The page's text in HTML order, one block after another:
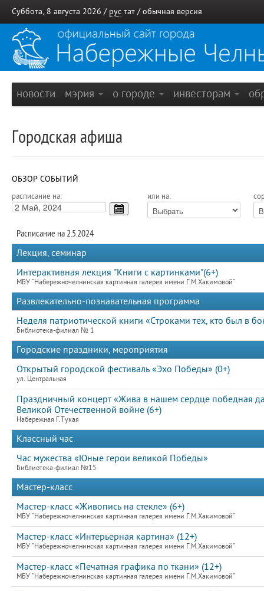
Суббота, 8 августа 2026 / рус тат / обычная версия
новости мэрия о городе инвесторам
Городская афиша
ОБЗОР СОБЫТИЙ
расписание на: или на:
Расписание на 2.5.2024
Лекция, семинар
Интерактивная лекция "Книги с картинками"(6+)
МБУ "Набережночелнинская картинная галерея имени Г.М.Хакимовой"
Развлекательно-познавательная программа
Неделя патриотической книги «Строками тех, кто был в
Библиотека-филиал № 1
Городские праздники, мероприятия
Открытый городской фестиваль «Эхо Победы» (0+)
ул. Центральная
Праздничный концерт «Жива в нашем сердце победная
Великой Отечественной войне (6+)
Набережная Г.Тукая
Классный час
Час мужества «Юные герои великой Победы»
Библиотека-филиал №15
Мастер-класс
Мастер-класс «Живопись на стекле» (6+)
МБУ "Набережночелнинская картинная галерея имени Г.М.Хакимовой"
Мастер-класс «Интерьерная картина» (12+)
МБУ "Набережночелнинская картинная галерея имени Г.М.Хакимовой"
Мастер-класс «Печатная графика по ткани» (12+)
МБУ "Набережночелнинская картинная галерея имени Г.М.Хакимовой"